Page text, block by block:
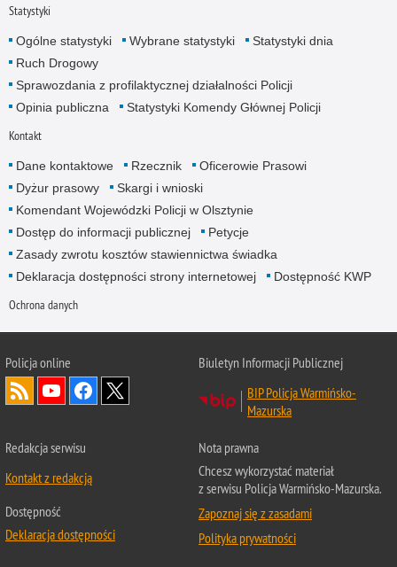
Statystyki
Ogólne statystyki Wybrane statystyki
Statystyki dnia
Ruch Drogowy
Sprawozdania z profilaktycznej działalności Policji
Opinia publiczna
Statystyki Komendy Głównej Policji
Kontakt
Dane kontaktowe Rzecznik
Oficerowie Prasowi
Dyżur prasowy
Skargi i wnioski
Komendant Wojewódzki Policji w Olsztynie
Dostęp do informacji publicznej
Petycje
Zasady zwrotu kosztów stawiennictwa świadka
Deklaracja dostępności strony internetowej
Dostępność KWP
Ochrona danych
Policja online
Biuletyn Informacji Publicznej
BIP Policja Warmińsko-
Mazurska
Redakcja serwisu
Kontakt z redakcją
Dostępność
Deklaracja dostępności
Nota prawna
Chcesz wykorzystać materiał
z serwisu Policja Warmińsko-Mazurska.
Zapoznaj się z zasadami
Polityka prywatności